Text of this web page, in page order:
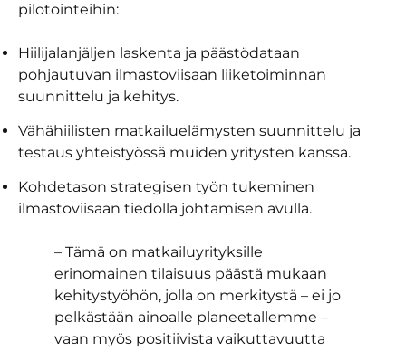
pilotointeihin:
Hiilijalanjäljen laskenta ja päästödataan
pohjautuvan ilmastoviisaan liiketoiminnan
suunnittelu ja kehitys.
Vähähiilisten matkailuelämysten suunnittelu ja
testaus yhteistyössä muiden yritysten kanssa.
Kohdetason strategisen työn tukeminen
ilmastoviisaan tiedolla johtamisen avulla.
– Tämä on matkailuyrityksille
erinomainen tilaisuus päästä mukaan
kehitystyöhön, jolla on merkitystä – ei jo
pelkästään ainoalle planeetallemme –
vaan myös positiivista vaikuttavuutta